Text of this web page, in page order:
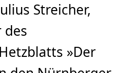
Streicher,
des
»Der